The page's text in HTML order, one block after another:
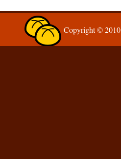
Copyright © 2010